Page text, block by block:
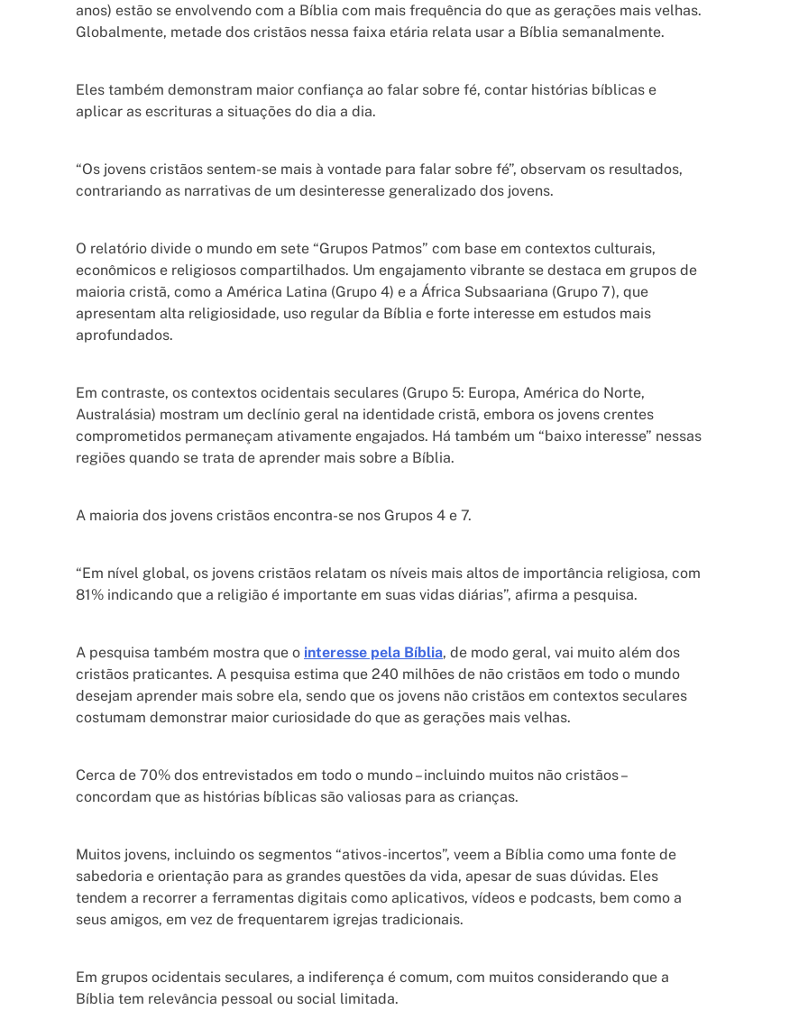
anos) estão se envolvendo com a Bíblia com mais frequência do que as gerações mais velhas.
Globalmente, metade dos cristãos nessa faixa etária relata usar a Bíblia semanalmente.
Eles também demonstram maior confiança ao falar sobre fé, contar histórias bíblicas e
aplicar as escrituras a situações do dia a dia.
“Os jovens cristãos sentem-se mais à vontade para falar sobre fé”, observam os resultados,
contrariando as narrativas de um desinteresse generalizado dos jovens.
O relatório divide o mundo em sete “Grupos Patmos” com base em contextos culturais,
econômicos e religiosos compartilhados. Um engajamento vibrante se destaca em grupos de
maioria cristã, como a América Latina (Grupo 4) e a África Subsaariana (Grupo 7), que
apresentam alta religiosidade, uso regular da Bíblia e forte interesse em estudos mais
aprofundados.
Em contraste, os contextos ocidentais seculares (Grupo 5: Europa, América do Norte,
Australásia) mostram um declínio geral na identidade cristã, embora os jovens crentes
comprometidos permaneçam ativamente engajados. Há também um “baixo interesse” nessas
regiões quando se trata de aprender mais sobre a Bíblia.
A maioria dos jovens cristãos encontra-se nos Grupos 4 e 7.
“Em nível global, os jovens cristãos relatam os níveis mais altos de importância religiosa, com
81% indicando que a religião é importante em suas vidas diárias”, afirma a pesquisa.
A pesquisa também mostra que o interesse pela Bíblia, de modo geral, vai muito além dos
cristãos praticantes. A pesquisa estima que 240 milhões de não cristãos em todo o mundo
desejam aprender mais sobre ela, sendo que os jovens não cristãos em contextos seculares
costumam demonstrar maior curiosidade do que as gerações mais velhas.
Cerca de 70% dos entrevistados em todo o mundo – incluindo muitos não cristãos –
concordam que as histórias bíblicas são valiosas para as crianças.
Muitos jovens, incluindo os segmentos “ativos-incertos”, veem a Bíblia como uma fonte de
sabedoria e orientação para as grandes questões da vida, apesar de suas dúvidas. Eles
tendem a recorrer a ferramentas digitais como aplicativos, vídeos e podcasts, bem como a
seus amigos, em vez de frequentarem igrejas tradicionais.
Em grupos ocidentais seculares, a indiferença é comum, com muitos considerando que a
Bíblia tem relevância pessoal ou social limitada.